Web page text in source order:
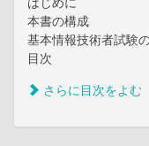
本書の構成
基本情報技術者試験
目次
さらに目次をよむ